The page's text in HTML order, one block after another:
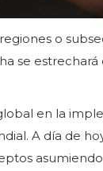
o
se
en la
A día de